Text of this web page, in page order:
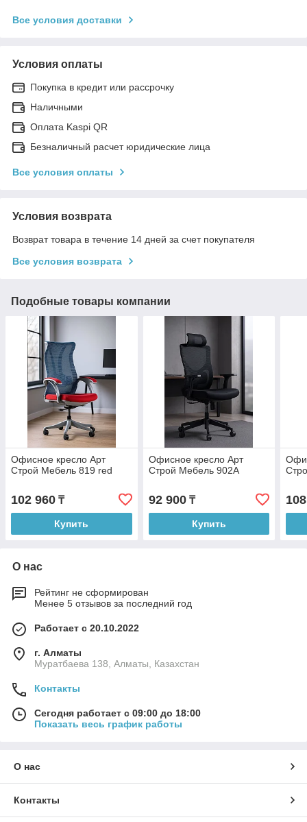
Все условия доставки
Условия оплаты
Покупка в кредит или рассрочку
Наличными
Оплата Kaspi QR
Безналичный расчет юридические лица
Все условия оплаты
Условия возврата
Возврат товара в течение 14 дней за счет покупателя
Все условия возврата
Подобные товары компании
Офисное кресло Арт
Строй Мебель 819 red
102 960 ₸
Купить
Офисное кресло Арт
Строй Мебель 902A
92 900₸
Купить
О нас
Рейтинг не сформирован
Менее 5 отзывов за последний год
Работает с 20.10.2022
г. Алматы
Муратбаева 138, Алматы, Казахстан
Контакты
Сегодня работает с 09:00 до 18:00
Показать весь график работы
О нас
Контакты